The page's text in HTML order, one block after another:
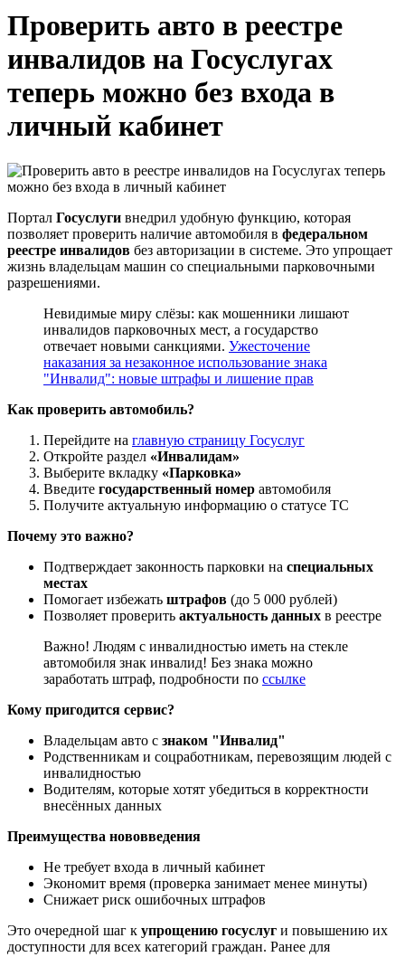
Проверить авто в реестре
инвалидов на Госуслугах
теперь можно без входа в
личный кабинет
Портал Госуслуги внедрил удобную функцию, которая
позволяет проверить наличие автомобиля в федеральном
реестре инвалидов без авторизации в системе. Это упрощает
жизнь владельцам машин со специальными парковочными
разрешениями.
Невидимые миру слёзы: как мошенники лишают
инвалидов парковочных мест, а государство
отвечает новыми санкциями. Ужесточение
наказания за незаконное использование знака
"Инвалид": новые штрафы и лишение прав
Как проверить автомобиль?
Перейдите на главную страницу Госуслуг
Откройте раздел «Инвалидам»
Выберите вкладку «Парковка»
Введите государственный номер автомобиля
Получите актуальную информацию о статусе ТС
Почему это важно?
Подтверждает законность парковки на специальных
местах
Помогает избежать штрафов (до 5 000 рублей)
Позволяет проверить актуальность данных в реестре
Важно! Людям с инвалидностью иметь на стекле
автомобиля знак инвалид! Без знака можно
заработать штраф, подробности по ссылке
Кому пригодится сервис?
Владельцам авто с знаком "Инвалид"
Родственникам и соцработникам, перевозящим людей с
инвалидностью
Водителям, которые хотят убедиться в корректности
внесённых данных
Преимущества нововведения
Не требует входа в личный кабинет
Экономит время (проверка занимает менее минуты)
Снижает риск ошибочных штрафов
Это очередной шаг к упрощению госуслуг и повышению их
доступности для всех категорий граждан. Ранее для